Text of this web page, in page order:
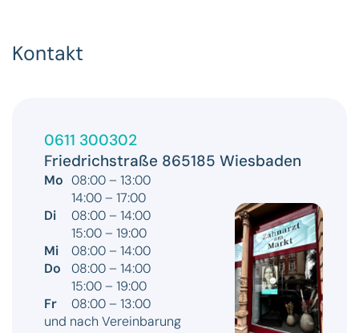
Kontakt
0611 300302
Friedrichstraße 865185 Wiesbaden
Mo 08:00 – 13:00
14:00 – 17:00
Di
08:00 – 14:00
15:00 – 19:00
Mi
08:00 – 14:00
Do
08:00 – 14:00
15:00 – 19:00
Fr
08:00 – 13:00
und nach Vereinbarung